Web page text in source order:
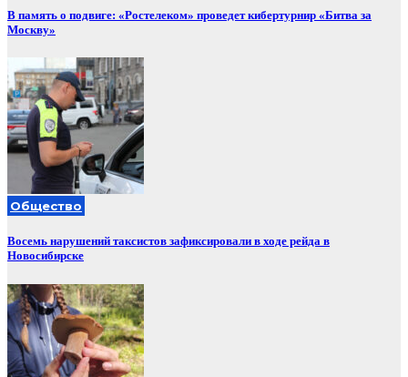
В память о подвиге: «Ростелеком» проведет кибертурнир «Битва за
Москву»
Общество
Восемь нарушений таксистов зафиксировали в ходе рейда в
Новосибирске